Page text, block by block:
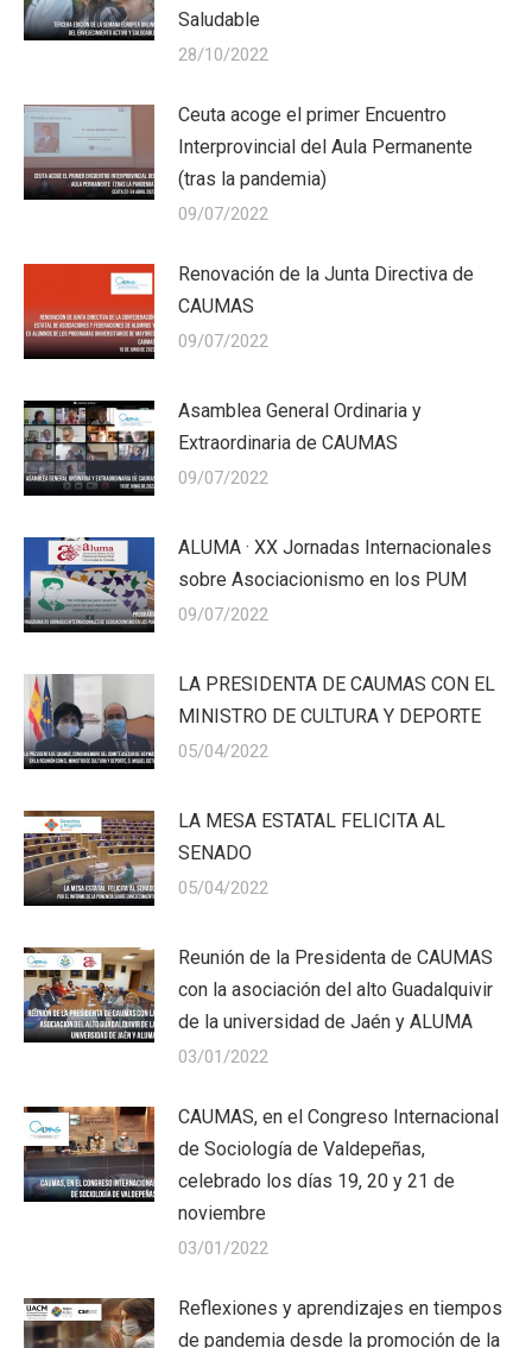
Saludable
28/10/2022
Ceuta acoge el primer Encuentro
Interprovincial del Aula Permanente
(tras la pandemia)
09/07/2022
Renovación de la Junta Directiva de
CAUMAS
09/07/2022
Asamblea General Ordinaria y
Extraordinaria de CAUMAS
09/07/2022
ALUMA · XX Jornadas Internacionales
sobre Asociacionismo en los PUM
09/07/2022
LA PRESIDENTA DE CAUMAS CON EL
MINISTRO DE CULTURA Y DEPORTE
05/04/2022
LA MESA ESTATAL FELICITA AL
SENADO
05/04/2022
Reunión de la Presidenta de CAUMAS
con la asociación del alto Guadalquivir
de la universidad de Jaén y ALUMA
03/01/2022
CAUMAS, en el Congreso Internacional
de Sociología de Valdepeñas,
celebrado los días 19, 20 y 21 de
noviembre
03/01/2022
Reflexiones y aprendizajes en tiempos
de pandemia desde la promoción de la